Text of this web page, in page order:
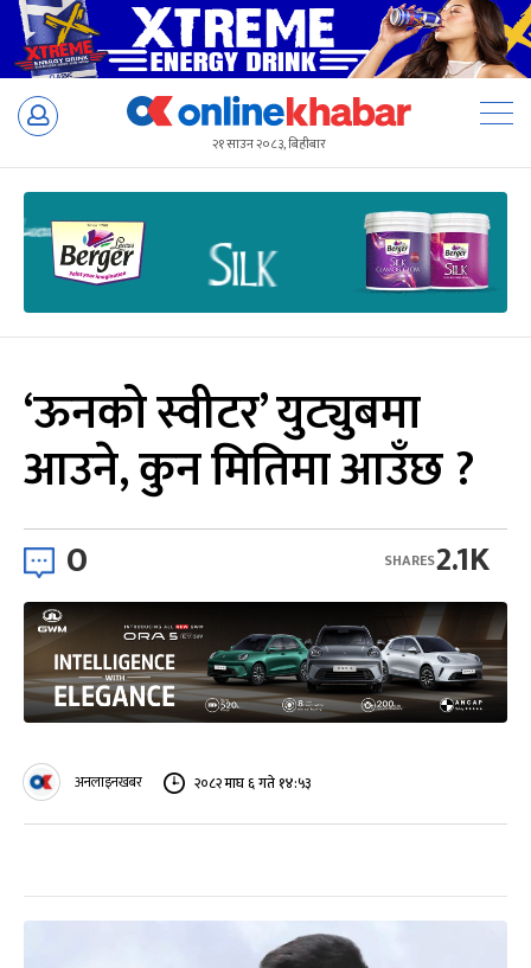
Skip
२१ साउन २०८३, बिहीबार
‘ऊनको स्वीटर’ युट्युबमा
आउने, कुन मितिमा आउँछ ?
0 2.1K
SHARES
अनलाइनखबर २०८२ माघ ६ गते १४:५३